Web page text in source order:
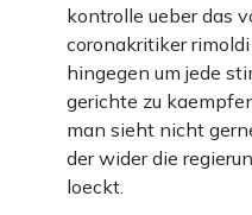
kontrolle ueber das
coronakritiker
hingegen um jede
gerichte zu
man sieht nicht
der wider die
loeckt.